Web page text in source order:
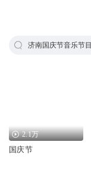
济南国庆节音乐节目
2.1万
国庆节